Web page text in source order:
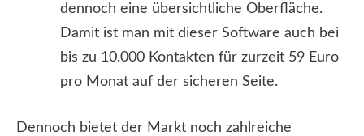
dennoch eine übersichtliche Oberfläche.
Damit ist man mit dieser Software auch bei
bis zu 10.000 Kontakten für zurzeit 59 Euro
pro Monat auf der sicheren Seite.
Dennoch bietet der Markt noch zahlreiche